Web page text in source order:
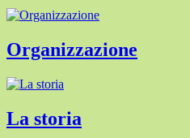
Organizzazione
La storia